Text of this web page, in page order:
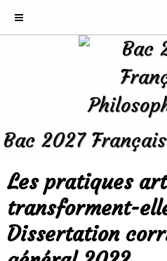
Bac 2027
Les pratiques
transforment-
Dissertation